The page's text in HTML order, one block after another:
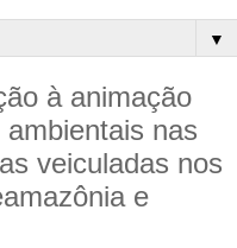
▼
à animação
nas
veiculadas nos
e